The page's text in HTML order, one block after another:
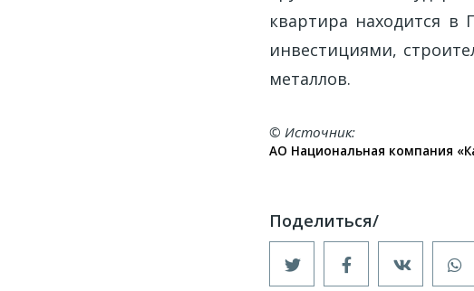
квартира находится в
инвестициями,
металлов.
© Источник
АО Национальная компания